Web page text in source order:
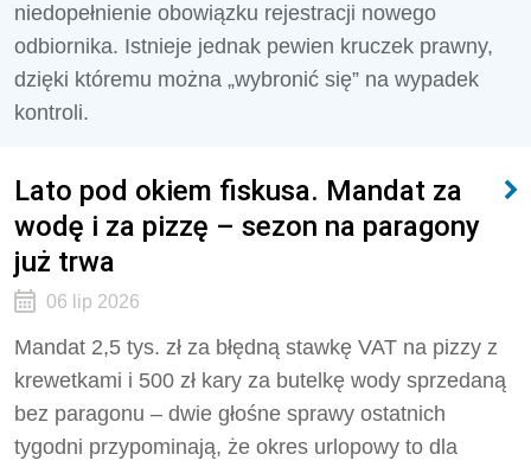
niedopełnienie obowiązku rejestracji nowego
odbiornika. Istnieje jednak pewien kruczek prawny,
dzięki któremu można „wybronić się” na wypadek
kontroli.
Lato pod okiem fiskusa. Mandat za
wodę i za pizzę – sezon na paragony
już trwa
06 lip 2026
Mandat 2,5 tys. zł za błędną stawkę VAT na pizzy z
krewetkami i 500 zł kary za butelkę wody sprzedaną
bez paragonu – dwie głośne sprawy ostatnich
tygodni przypominają, że okres urlopowy to dla